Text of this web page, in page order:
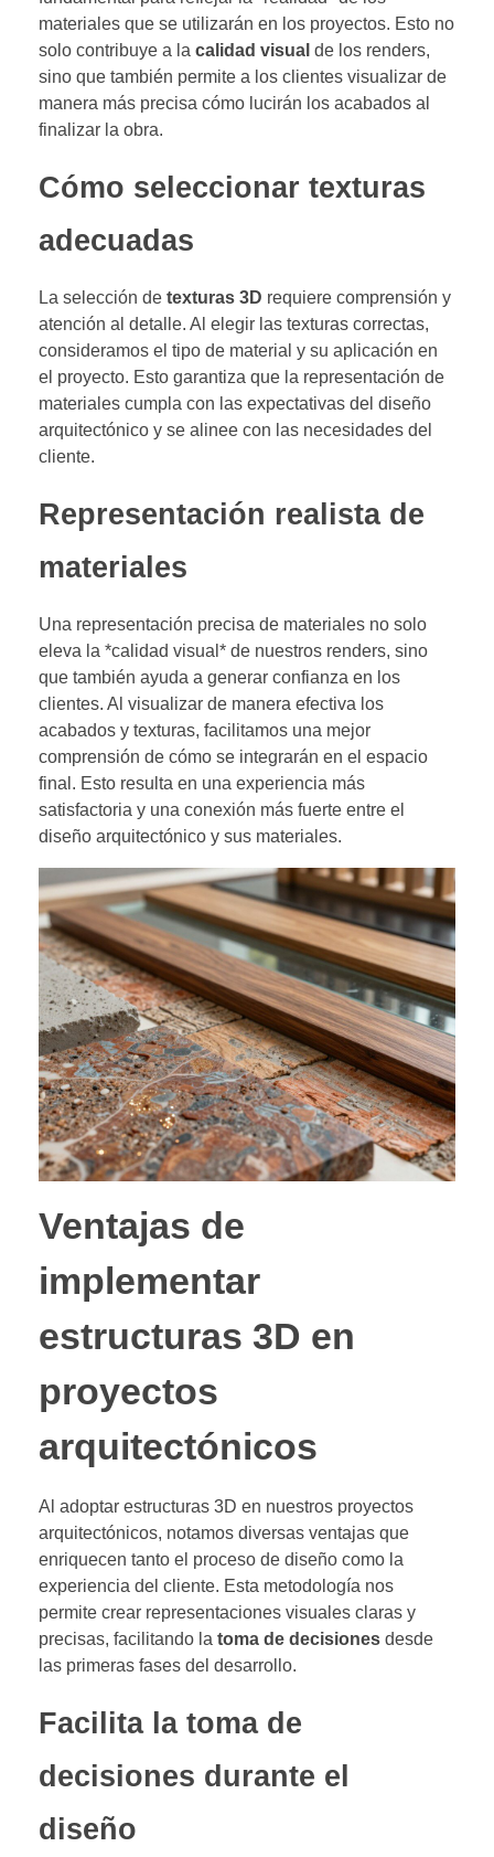
materiales que se utilizarán en los proyectos. Esto no
solo contribuye a la calidad visual de los renders,
sino que también permite a los clientes visualizar de
manera más precisa cómo lucirán los acabados al
finalizar la obra.
Cómo seleccionar texturas
adecuadas
La selección de texturas 3D requiere comprensión y
atención al detalle. Al elegir las texturas correctas,
consideramos el tipo de material y su aplicación en
el proyecto. Esto garantiza que la representación de
materiales cumpla con las expectativas del diseño
arquitectónico y se alinee con las necesidades del
cliente.
Representación realista de
materiales
Una representación precisa de materiales no solo
eleva la *calidad visual* de nuestros renders, sino
que también ayuda a generar confianza en los
clientes. Al visualizar de manera efectiva los
acabados y texturas, facilitamos una mejor
comprensión de cómo se integrarán en el espacio
final. Esto resulta en una experiencia más
satisfactoria y una conexión más fuerte entre el
diseño arquitectónico y sus materiales.
Ventajas de
implementar
estructuras 3D en
proyectos
arquitectónicos
Al adoptar estructuras 3D en nuestros proyectos
arquitectónicos, notamos diversas ventajas que
enriquecen tanto el proceso de diseño como la
experiencia del cliente. Esta metodología nos
permite crear representaciones visuales claras y
precisas, facilitando la toma de decisiones desde
las primeras fases del desarrollo.
Facilita la toma de
decisiones durante el
diseño